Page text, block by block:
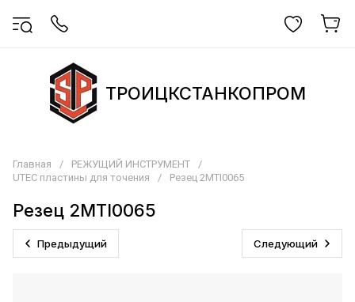
ТРОИЦКСТАНКОПРОМ
Главная / РЕЖУЩИЙ ИНСТРУМЕНТ
/
UTEC пластины для точения
/ Резец 2MTI0065
Резец 2MTI0065
Предыдущий Следующий